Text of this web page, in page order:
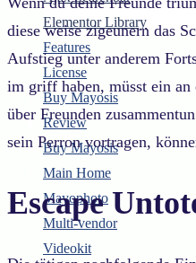
Elementor Library
Features
License
Buy Mayosis
Review
Buy Mayosis
Main Home
Mayophoto
Multi-vendor
Videokit
diese weise zigeunern das
Aufstieg unter anderem
im griff haben, müsst ein an
über Freunden
sein Perron vortragen,
Escape